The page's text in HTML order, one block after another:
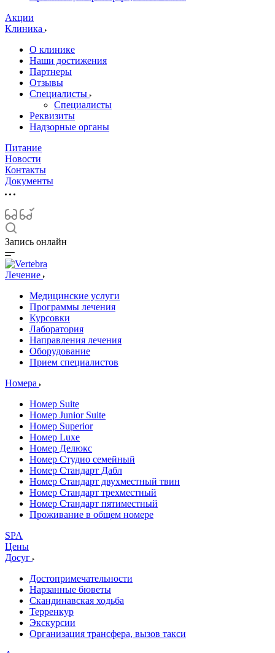
Акции
Клиника
О клинике
Наши достижения
Партнеры
Отзывы
Специалисты
Специалисты
Реквизиты
Надзорные органы
Питание
Новости
Контакты
Документы
Запись онлайн
Лечение
Медицинские услуги
Программы лечения
Курсовки
Лаборатория
Направления лечения
Оборудование
Прием специалистов
Номера
Номер Suite
Номер Junior Suite
Номер Superior
Номер Luxe
Номер Делюкс
Номер Студио семейный
Номер Стандарт Дабл
Номер Стандарт двухместный твин
Номер Стандарт трехместный
Номер Стандарт пятиместный
Проживание в общем номере
SPA
Цены
Досуг
Достопримечательности
Нарзанные бюветы
Скандинавская ходьба
Терренкур
Экскурсии
Организация трансфера, вызов такси